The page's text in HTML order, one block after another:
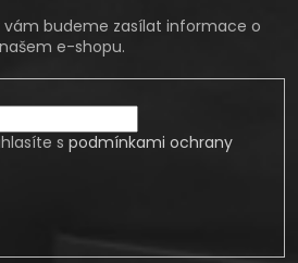
budeme zasílat informace o
e-shopu.
s podmínkami ochrany